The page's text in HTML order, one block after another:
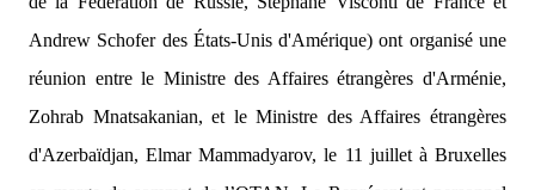
Andrew Schofer des États-Unis d'Amérique) ont organisé une
réunion entre le Ministre des Affaires étrangères d'Arménie,
Zohrab Mnatsakanian, et le Ministre des Affaires étrangères
d'Azerbaïdjan, Elmar Mammadyarov, le 11 juillet à Bruxelles